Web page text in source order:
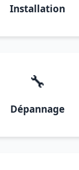
Installation
🔧
Dépannage